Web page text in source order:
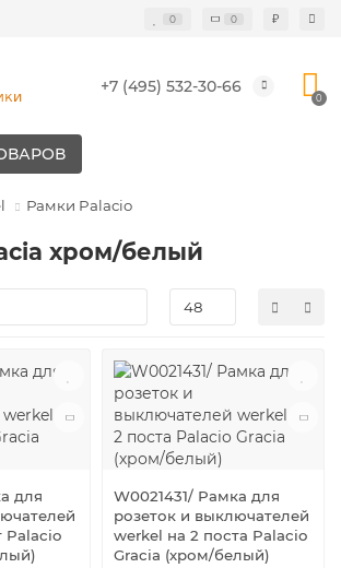
0 0 ₽
+7 (495) 532-30-66
0
Рамки Palacio
хром/белый
для
Palacio
W0021431/ Рамка для
розеток и выключателей
werkel на 2 поста Palacio
Gracia (хром/белый)